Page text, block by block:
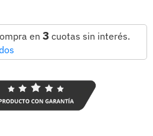
en 3 cuotas sin interés.